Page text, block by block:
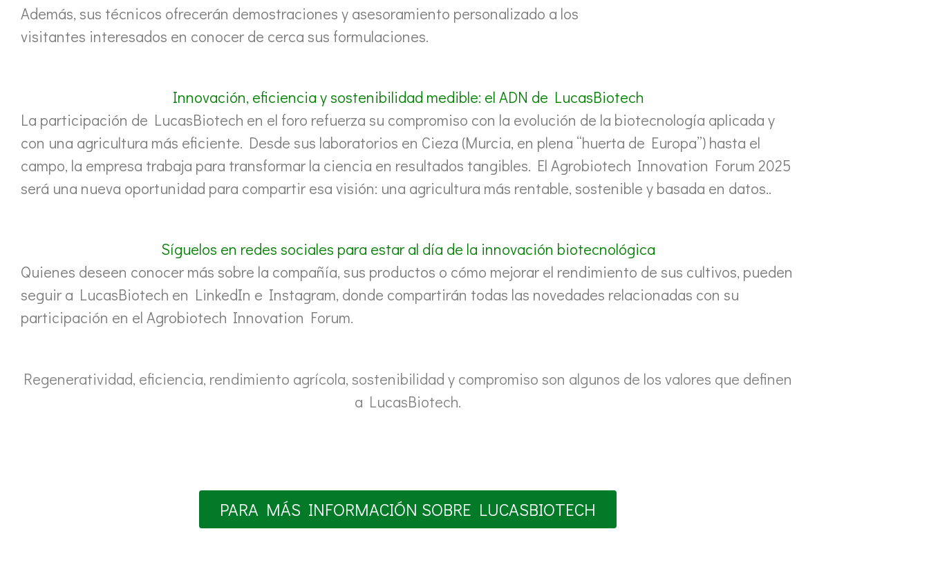
Además, sus técnicos ofrecerán demostraciones y asesoramiento personalizado a los
visitantes interesados en conocer de cerca sus formulaciones.
Innovación, eficiencia y sostenibilidad medible: el ADN de LucasBiotech
La participación de LucasBiotech en el foro refuerza su compromiso con la evolución de la biotecnología aplicada y
con una agricultura más eficiente. Desde sus laboratorios en Cieza (Murcia, en plena “huerta de Europa”) hasta el
campo, la empresa trabaja para transformar la ciencia en resultados tangibles. El Agrobiotech Innovation Forum 2025
será una nueva oportunidad para compartir esa visión: una agricultura más rentable, sostenible y basada en datos..
Síguelos en redes sociales para estar al día de la innovación biotecnológica
Quienes deseen conocer más sobre la compañía, sus productos o cómo mejorar el rendimiento de sus cultivos, pueden
seguir a LucasBiotech en LinkedIn e Instagram, donde compartirán todas las novedades relacionadas con su
participación en el Agrobiotech Innovation Forum.
Regeneratividad, eficiencia, rendimiento agrícola, sostenibilidad y compromiso son algunos de los valores que definen
a LucasBiotech.
PARA MÁS INFORMACIÓN SOBRE LUCASBIOTECH